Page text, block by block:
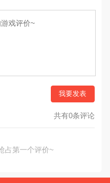
我要发表
共有0条评论
占第一个评价~